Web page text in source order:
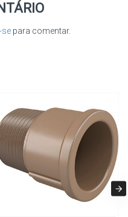
se para comentar.